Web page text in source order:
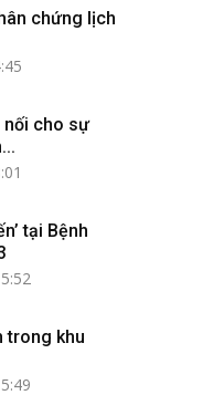
chứng lịch
cho sự
tại Bệnh
trong khu